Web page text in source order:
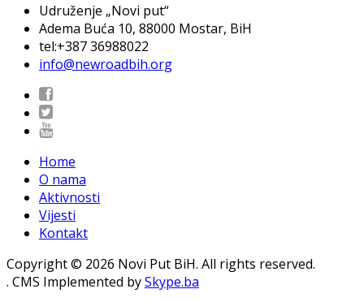
Udruženje „Novi put“
Adema Buća 10, 88000 Mostar, BiH
tel:+387 36988022
info@newroadbih.org
Home
O nama
Aktivnosti
Vijesti
Kontakt
Copyright © 2026 Novi Put BiH. All rights reserved.
. CMS Implemented bySkype.ba